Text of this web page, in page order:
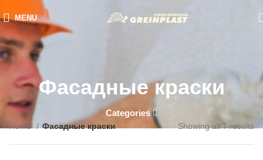
MENU
Фасадные краски
Categories
Home Фасадные краски Showing all 7 results